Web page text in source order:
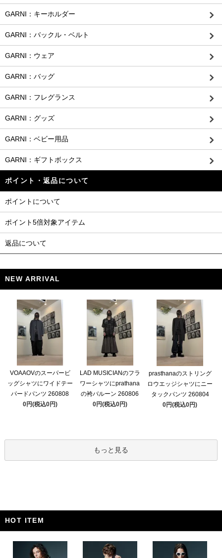
GARNI：キーホルダー
GARNI：バックル・ベルト
GARNI：ウェア
GARNI：バッグ
GARNI：フレグランス
GARNI：グッズ
GARNI：ベビー用品
GARNI：ギフトボックス
ポイント・返品について
ポイントについて
ポイント5倍対象アイテム
返品について
NEW ARRIVAL
VOAAOVのスーパービ
ッグシャツにワイドテー
パードパンツ 260808
0円(税込0円)
LAD MUSICIANのフラ
ワーシャツにprathana
の袴バルーン 260806
0円(税込0円)
prasthanaのストリング
ロウエッジシャツにニー
タックパンツ 260804
0円(税込0円)
もっと見る
HOT ITEM